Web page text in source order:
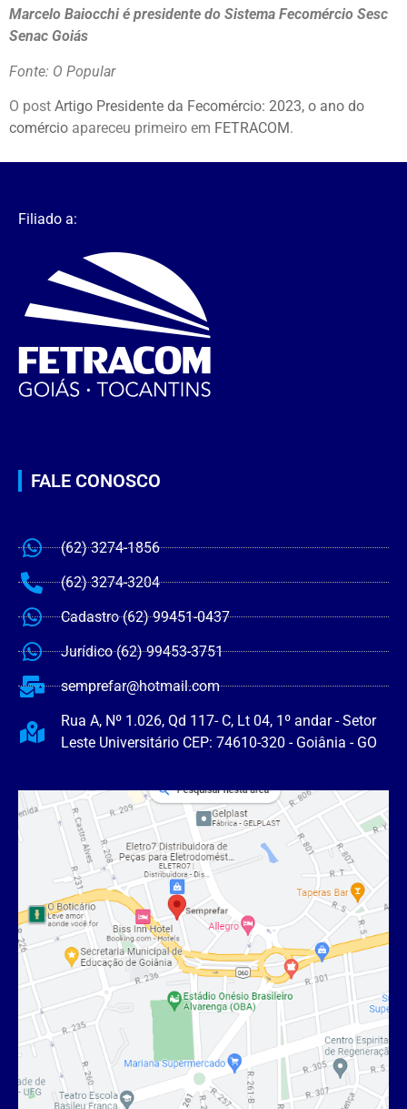
Marcelo Baiocchi é presidente do Sistema Fecomércio Sesc
Senac Goiás
Fonte: O Popular
O post Artigo Presidente da Fecomércio: 2023, o ano do
comércio apareceu primeiro em FETRACOM.
Filiado a:
FALE CONOSCO
(62) 3274-1856
(62) 3274-3204
Cadastro (62) 99451-0437
Jurídico (62) 99453-3751
semprefar@hotmail.com
Rua A, Nº 1.026, Qd 117- C, Lt 04, 1º andar - Setor
Leste Universitário CEP: 74610-320 - Goiânia - GO